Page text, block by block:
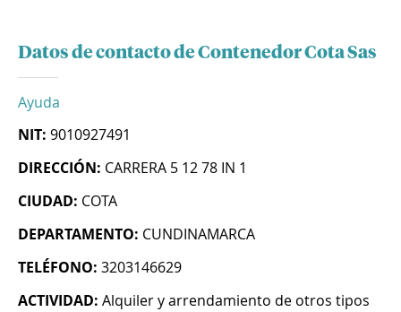
Datos de contacto de Contenedor Cota Sas
Ayuda
NIT: 9010927491
DIRECCIÓN: CARRERA 5 12 78 IN 1
CIUDAD: COTA
DEPARTAMENTO: CUNDINAMARCA
TELÉFONO: 3203146629
ACTIVIDAD: Alquiler y arrendamiento de otros tipos